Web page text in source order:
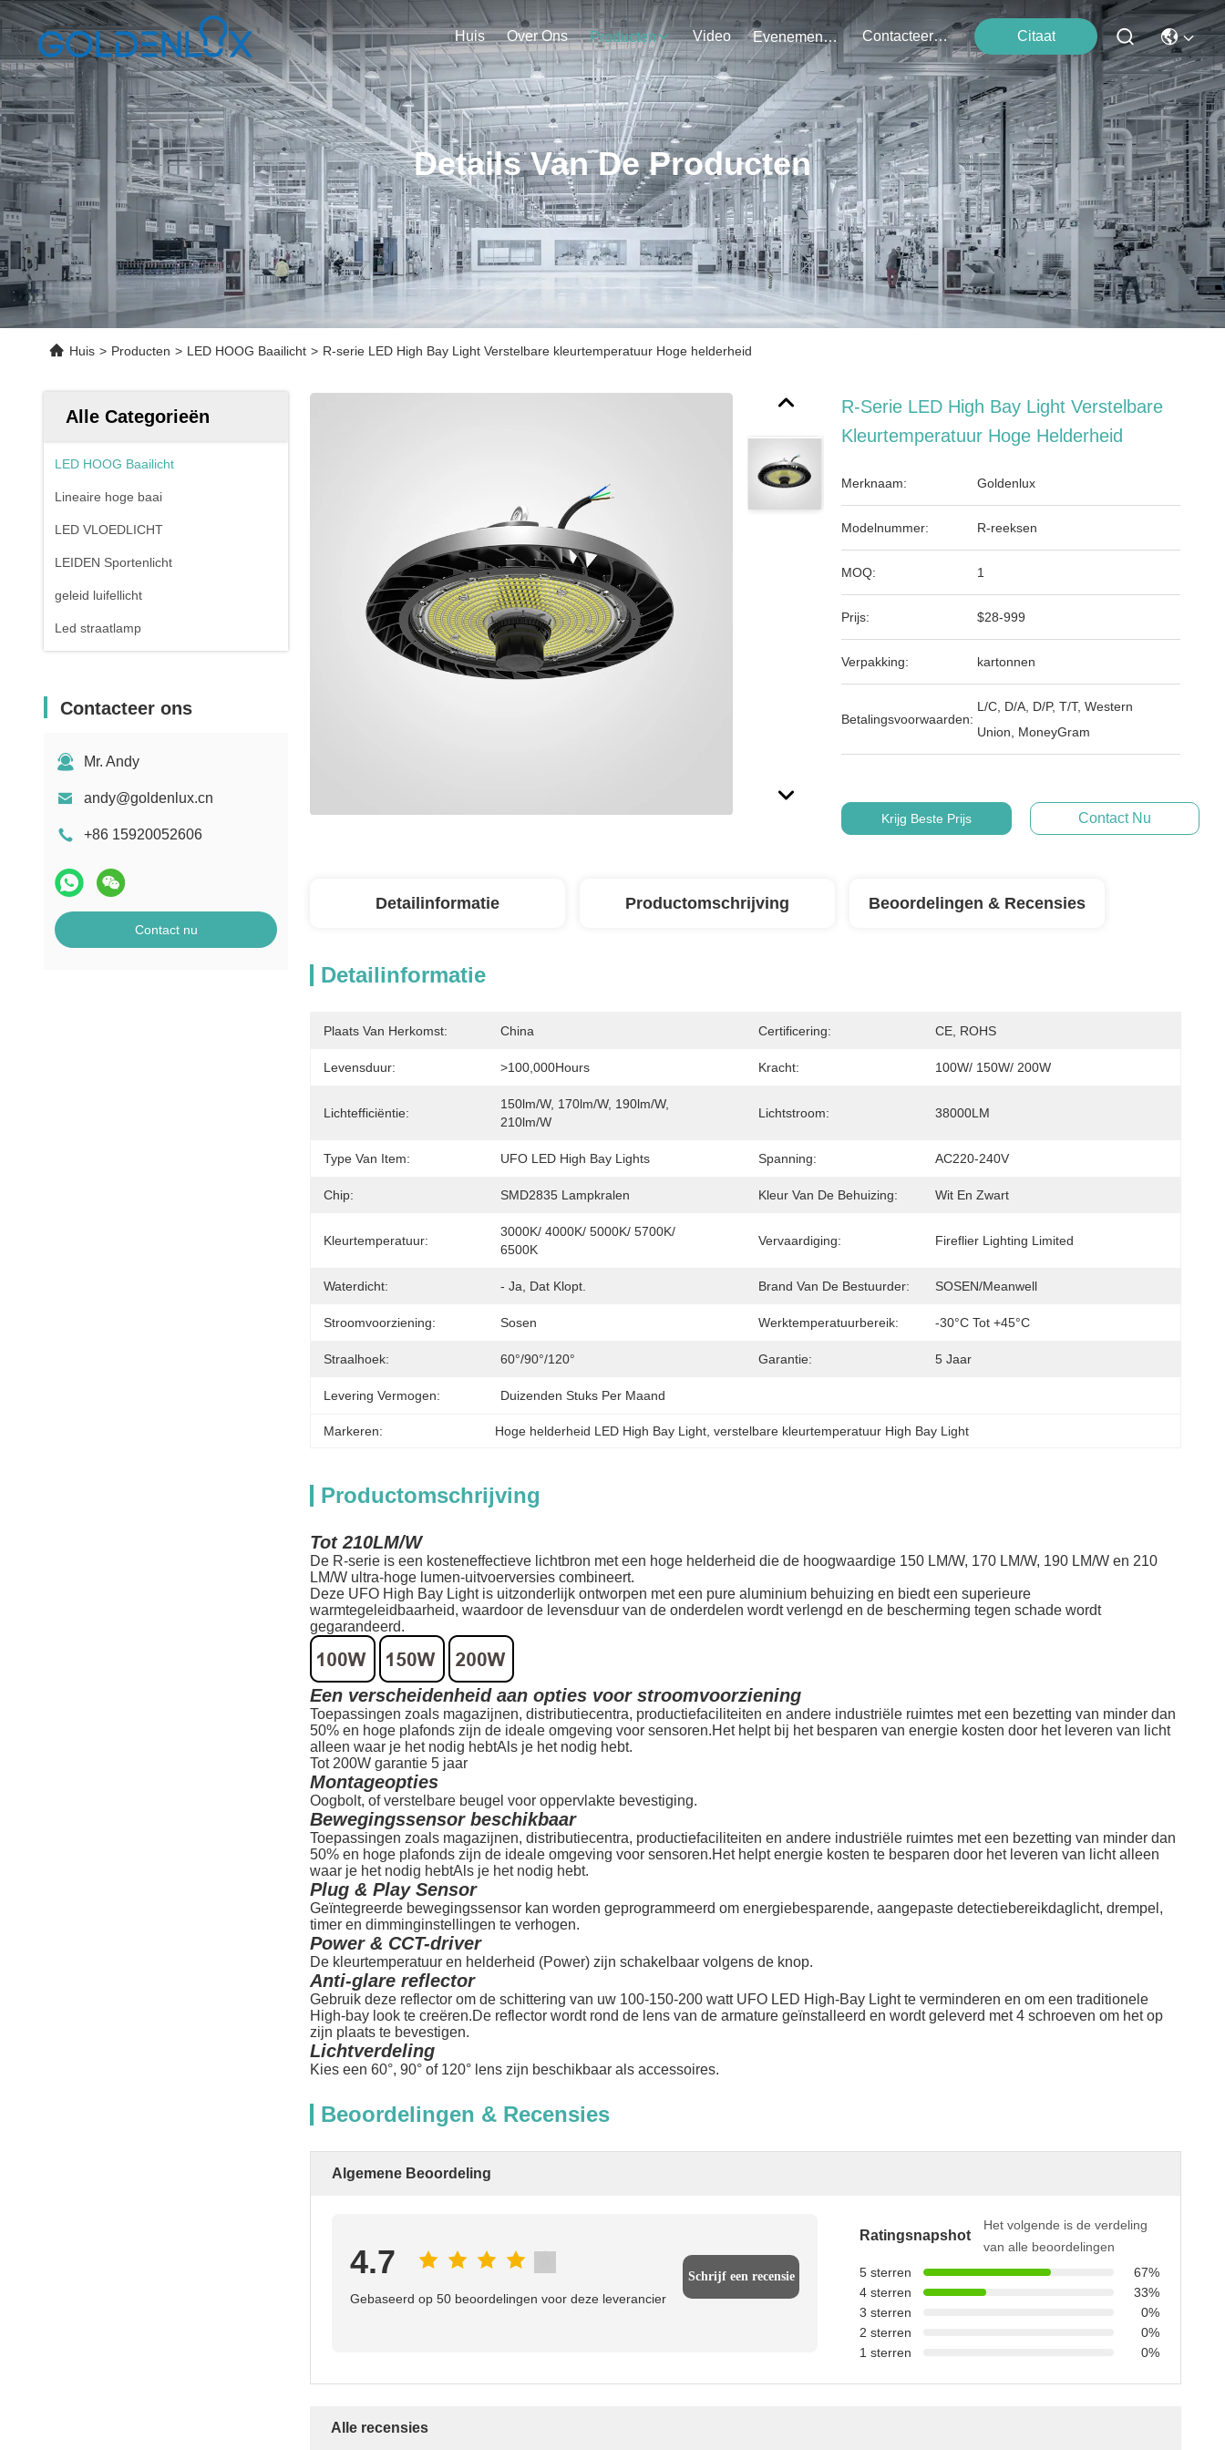
Huis Over Ons Producten Video Evenementen Contacteer Ons Citaat
Details Van De Producten
Huis > Producten > LED HOOG Baailicht > R-serie LED High Bay Light Verstelbare kleurtemperatuur Hoge helderheid
Alle Categorieën
LED HOOG Baailicht
Lineaire hoge baai
LED VLOEDLICHT
LEIDEN Sportenlicht
geleid luifellicht
Led straatlamp
Contacteer ons
Mr. Andy
andy@goldenlux.cn
+86 15920052606
Contact nu
R-Serie LED High Bay Light Verstelbare
Kleurtemperatuur Hoge Helderheid
Merknaam: Goldenlux
Modelnummer: R-reeksen
MOQ: 1
Prijs: $28-999
Verpakking: kartonnen
Betalingsvoorwaarden:
L/C, D/A, D/P, T/T, Western
Union, MoneyGram
Krijg Beste Prijs Contact Nu
Detailinformatie Productomschrijving Beoordelingen & Recensies
Detailinformatie
Plaats Van Herkomst: China Certificering: CE, ROHS
Levensduur: >100,000Hours Kracht: 100W/ 150W/ 200W
Lichtefficiëntie:
150lm/W, 170lm/W, 190lm/W,
210lm/W
Lichtstroom: 38000LM
Type Van Item: UFO LED High Bay Lights Spanning: AC220-240V
Chip: SMD2835 Lampkralen Kleur Van De Behuizing: Wit En Zwart
Kleurtemperatuur:
3000K/ 4000K/ 5000K/ 5700K/
6500K
Vervaardiging: Fireflier Lighting Limited
Waterdicht: - Ja, Dat Klopt. Brand Van De Bestuurder: SOSEN/Meanwell
Stroomvoorziening: Sosen Werktemperatuurbereik: -30°C Tot +45°C
Straalhoek: 60°/90°/120° Garantie: 5 Jaar
Levering Vermogen: Duizenden Stuks Per Maand
Markeren: Hoge helderheid LED High Bay Light , verstelbare kleurtemperatuur High Bay Light
Productomschrijving
Tot 210LM/W
De R-serie is een kosteneffectieve lichtbron met een hoge helderheid die de hoogwaardige 150 LM/W, 170 LM/W, 190 LM/W en 210
LM/W ultra-hoge lumen-uitvoerversies combineert.
Deze UFO High Bay Light is uitzonderlijk ontworpen met een pure aluminium behuizing en biedt een superieure
warmtegeleidbaarheid, waardoor de levensduur van de onderdelen wordt verlengd en de bescherming tegen schade wordt
gegarandeerd.
Een verscheidenheid aan opties voor stroomvoorziening
Toepassingen zoals magazijnen, distributiecentra, productiefaciliteiten en andere industriële ruimtes met een bezetting van minder dan
50% en hoge plafonds zijn de ideale omgeving voor sensoren.Het helpt bij het besparen van energie kosten door het leveren van licht
alleen waar je het nodig hebtAls je het nodig hebt.
Tot 200W garantie 5 jaar
Montageopties
Oogbolt, of verstelbare beugel voor oppervlakte bevestiging.
Bewegingssensor beschikbaar
Toepassingen zoals magazijnen, distributiecentra, productiefaciliteiten en andere industriële ruimtes met een bezetting van minder dan
50% en hoge plafonds zijn de ideale omgeving voor sensoren.Het helpt energie kosten te besparen door het leveren van licht alleen
waar je het nodig hebtAls je het nodig hebt.
Plug & Play Sensor
Geïntegreerde bewegingssensor kan worden geprogrammeerd om energiebesparende, aangepaste detectiebereikdaglicht, drempel,
timer en dimminginstellingen te verhogen.
Power & CCT-driver
De kleurtemperatuur en helderheid (Power) zijn schakelbaar volgens de knop.
Anti-glare reflector
Gebruik deze reflector om de schittering van uw 100-150-200 watt UFO LED High-Bay Light te verminderen en om een traditionele
High-bay look te creëren.De reflector wordt rond de lens van de armature geïnstalleerd en wordt geleverd met 4 schroeven om het op
zijn plaats te bevestigen.
Lichtverdeling
Kies een 60°, 90° of 120° lens zijn beschikbaar als accessoires.
Beoordelingen & Recensies
Algemene Beoordeling
4.7
Gebaseerd op 50 beoordelingen voor deze leverancier
Schrijf een recensie
Ratingsnapshot
Het volgende is de verdeling
van alle beoordelingen
5 sterren
67%
4 sterren
33%
3 sterren
0%
2 sterren
0%
1 sterren
0%
Alle recensies